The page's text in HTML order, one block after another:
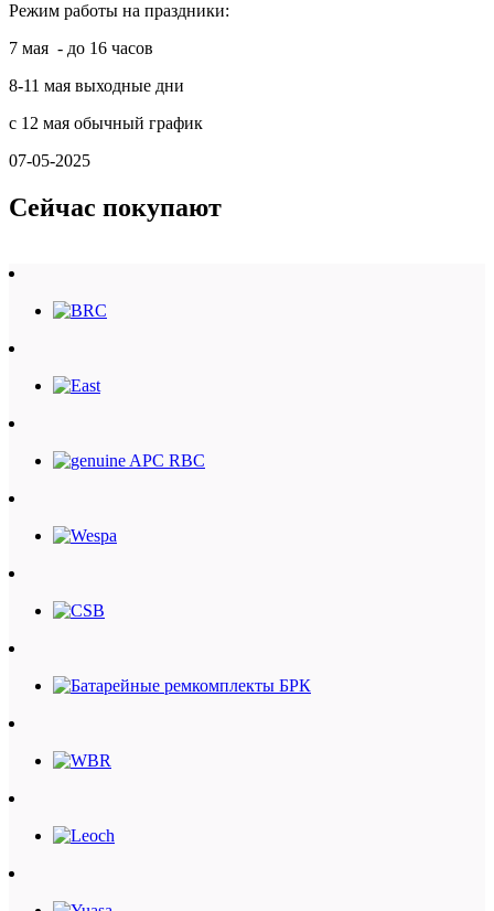
Режим работы на праздники:
7 мая - до 16 часов
8-11 мая выходные дни
с 12 мая обычный график
07-05-2025
Сейчас покупают